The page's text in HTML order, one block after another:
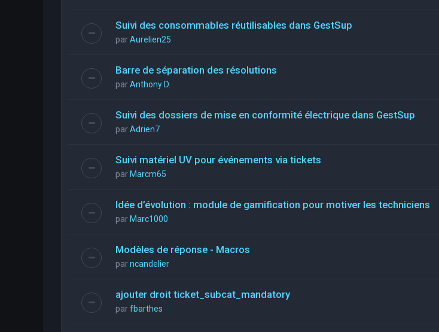
Suivi des consommables réutilisables dans GestSup
parAurelien25
Barre de séparation des résolutions
parAnthony D.
Suivi des dossiers de mise en conformité électrique dans GestSup
parAdrien7
Suivi matériel UV pour événements via tickets
par Marcm65
Idée d’évolution : module de gamification pour motiver les techniciens
par Marc1000
Modèles de réponse - Macros
parncandelier
ajouter droit ticket_subcat_mandatory
parfbarthes